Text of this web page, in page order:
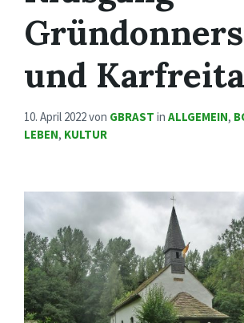
und
10. April 2022von GBRAST in ALLGEMEIN,
LEBEN, KULTUR